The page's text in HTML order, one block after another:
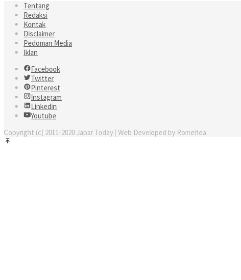
Tentang
Redaksi
Kontak
Disclaimer
Pedoman Media
Iklan
Facebook
Twitter
Pinterest
Instagram
Linkedin
Youtube
Copyright (c) 2011-2020 Jabar Today | Web Developed by Romeltea